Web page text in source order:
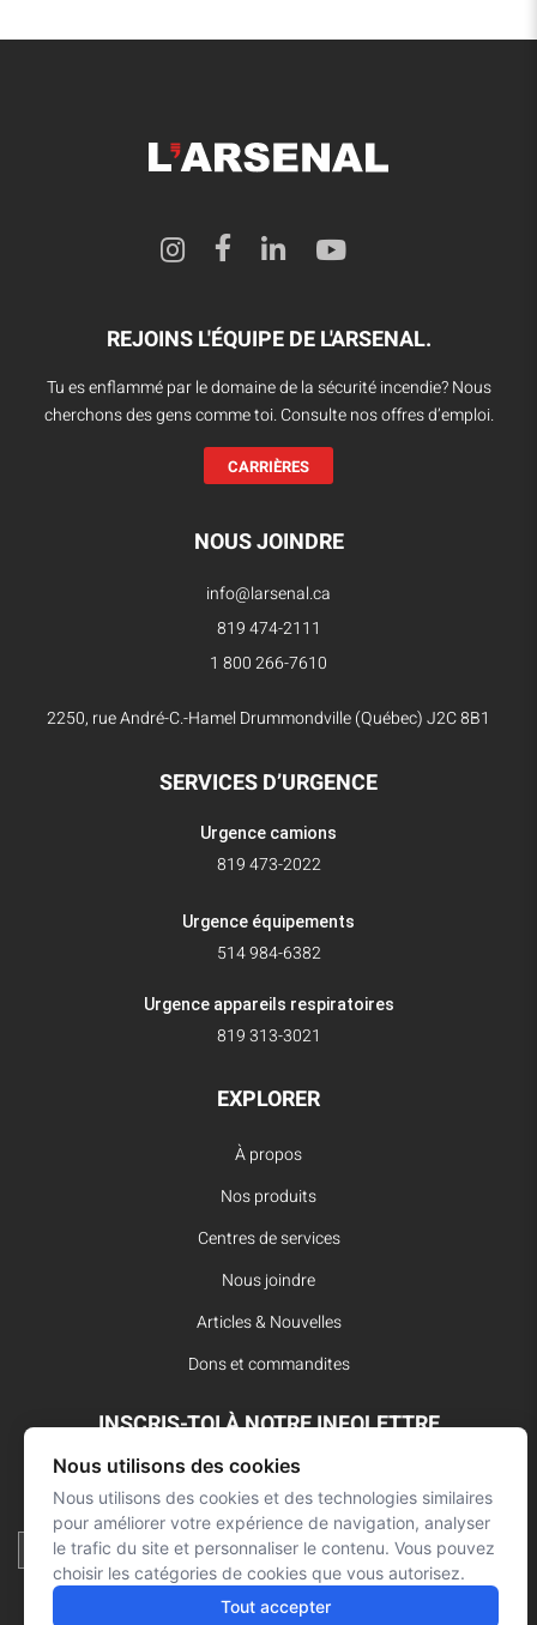
REJOINS L'ÉQUIPE DE L'ARSENAL.
Tu es enflammé par le domaine de la sécurité incendie? Nous
cherchons des gens comme toi. Consulte nos offres d’emploi.
CARRIÈRES
NOUS JOINDRE
info@larsenal.ca
819 474-2111
1 800 266-7610
2250, rue André-C.-Hamel Drummondville (Québec) J2C 8B1
SERVICES D’URGENCE
Urgence camions
819 473-2022
Urgence équipements
514 984-6382
Urgence appareils respiratoires
819 313-3021
EXPLORER
À propos
Nos produits
Centres de services
Nous joindre
Articles & Nouvelles
Dons et commandites
INSCRIS-TOI À NOTRE INFOLETTRE
Reste à l’affût des dernières innovations pour vos interventions
d’urgence et ne manque aucune nouvelle de L’Arsenal.
Nous utilisons des cookies
Nous utilisons des cookies et des technologies similaires
pour améliorer votre expérience de navigation, analyser
le trafic du site et personnaliser le contenu. Vous pouvez
choisir les catégories de cookies que vous autorisez.
Tout accepter